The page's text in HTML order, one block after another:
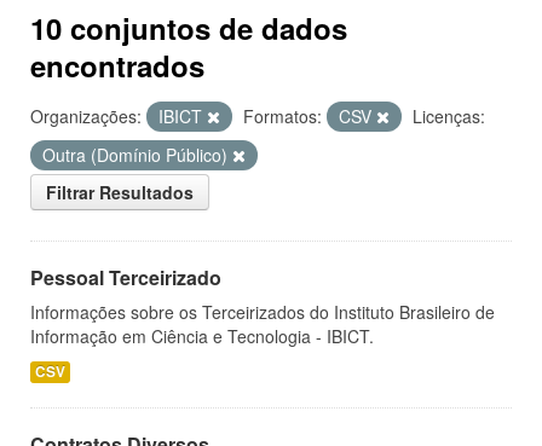
10 conjuntos de dados
encontrados
Organizações: IBICT Formatos: CSV
Licenças:
Outra (Domínio Público)
Filtrar Resultados
Pessoal Terceirizado
Informações sobre os Terceirizados do Instituto Brasileiro de
Informação em Ciência e Tecnologia - IBICT.
CSV